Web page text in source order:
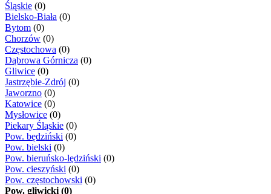
Śląskie (0)
Bielsko-Biała (0)
Bytom (0)
Chorzów (0)
Częstochowa (0)
Dąbrowa Górnicza (0)
Gliwice (0)
Jastrzębie-Zdrój (0)
Jaworzno (0)
Katowice (0)
Mysłowice (0)
Piekary Śląskie (0)
Pow. będziński (0)
Pow. bielski (0)
Pow. bieruńsko-lędziński (0)
Pow. cieszyński (0)
Pow. częstochowski (0)
Pow. gliwicki (0)